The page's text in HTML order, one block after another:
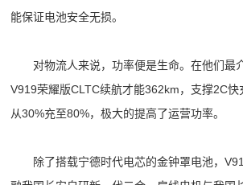
能保证电池安全无损。
对物流人来说，功率便是生命。在他们最介
V919荣耀版CLTC续航才能362km，支撑2C
从30%充至80%，极大的提高了运营功率。
除了搭载宁德时代电芯的金钟罩电池，